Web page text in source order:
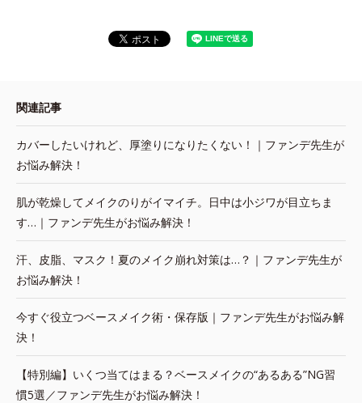
関連記事
カバーしたいけれど、厚塗りになりたくない！｜ファンデ先生が
お悩み解決！
肌が乾燥してメイクのりがイマイチ。日中は小ジワが目立ちま
す…｜ファンデ先生がお悩み解決！
汗、皮脂、マスク！夏のメイク崩れ対策は…？｜ファンデ先生が
お悩み解決！
今すぐ役立つベースメイク術・保存版｜ファンデ先生がお悩み解
決！
【特別編】いくつ当てはまる？ベースメイクの“あるある”NG習
慣5選／ファンデ先生がお悩み解決！